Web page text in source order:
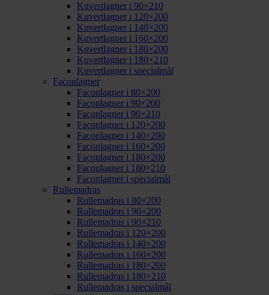
Kuvertlagner i 90×210
Kuvertlagner i 120×200
Kuvertlagner i 140×200
Kuvertlagner i 160×200
Kuvertlagner i 180×200
Kuvertlagner i 180×210
Kuvertlagner i specialmål
Faconlagner
Faconlagner i 80×200
Faconlagner i 90×200
Faconlagner i 90×210
Faconlagner i 120×200
Faconlagner i 140×200
Faconlagner i 160×200
Faconlagner i 180×200
Faconlagner i 180×210
Faconlagner i specialmål
Rullemadras
Rullemadras i 80×200
Rullemadras i 90×200
Rullemadras i 90×210
Rullemadras i 120×200
Rullemadras i 140×200
Rullemadras i 160×200
Rullemadras i 180×200
Rullemadras i 180×210
Rullemadras i specialmål